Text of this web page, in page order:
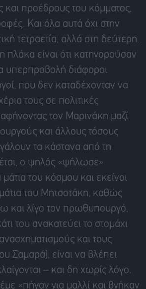
προέδρους του κόμματος,
Και όλα αυτά όχι στην
τετραετία, αλλά στη δεύτερη.
πλάκα είναι ότι κατηγορούσαν
υπερπροβολή διάφοροι
που δεν καταδέχονταν να
τους σε πολιτικές
τον Μαρινάκη μαζί
και άλλους τόσους
τα κάστανα από τη
ο ψηλός «ψήλωσε»
του κόσμου και εκείνοι
του Μητσοτάκη, καθώς
και λίγο τον πρωθυπουργό,
του ανακατεύει το στομάχι
και τους
Σαμαρά), είναι να βλέπει
– και δη χωρίς λόγο.
«πήγαν για μαλλί και βγήκαν